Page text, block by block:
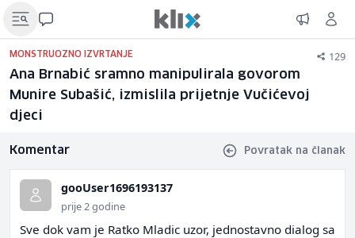
MONSTRUOZNO IZVRTANJE 129
Ana Brnabić sramno manipulirala govorom
Munire Subašić, izmislila prijetnje Vučićevoj
djeci
Komentar Povratak na članak
gooUser1696193137
prije 2 godine
Sve dok vam je Ratko Mladic uzor, jednostavno dialog sa